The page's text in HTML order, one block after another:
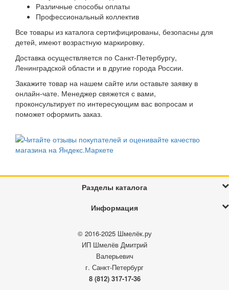
Различные способы оплаты
Профессиональный коллектив
Все товары из каталога сертифицированы, безопасны для
детей, имеют возрастную маркировку.
Доставка осуществляется по Санкт-Петербургу,
Ленинградской области и в другие города России.
Закажите товар на нашем сайте или оставьте заявку в
онлайн-чате. Менеджер свяжется с вами,
проконсультирует по интересующим вас вопросам и
поможет оформить заказ.
Разделы каталога
Информация
© 2016-2025 Шмелёк.ру
ИП Шмелёв Дмитрий
Валерьевич
г. Санкт-Петербург
8 (812) 317-17-36